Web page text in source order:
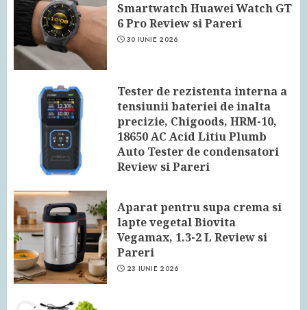
Smartwatch Huawei Watch GT
6 Pro Review si Pareri
30 IUNIE 2026
Tester de rezistenta interna a
tensiunii bateriei de inalta
precizie, Chigoods, HRM-10,
18650 AC Acid Litiu Plumb
Auto Tester de condensatori
Review si Pareri
Aparat pentru supa crema si
lapte vegetal Biovita
Vegamax, 1.3-2 L Review si
Pareri
23 IUNIE 2026